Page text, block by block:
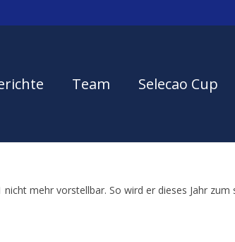
Team Selecao Cup
mehr vorstellbar. So wird er dieses Jahr